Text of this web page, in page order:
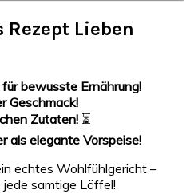
Lieben
bewusste Ernährung!
Geschmack!
Zutaten! ⏳
als elegante Vorspeise!
echtes Wohlfühlgericht –
jede samtige Löffel!